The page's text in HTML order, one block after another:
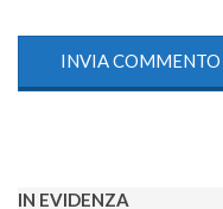
IN EVIDENZA